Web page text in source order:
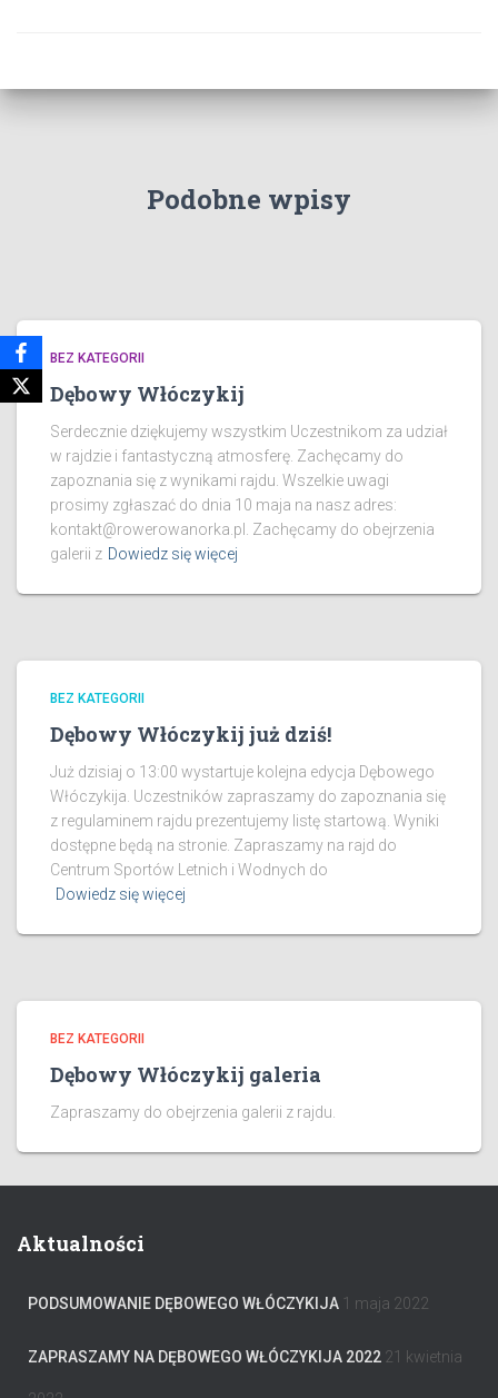
Podobne wpisy
BEZ KATEGORII
Dębowy Włóczykij
Serdecznie dziękujemy wszystkim Uczestnikom za udział
w rajdzie i fantastyczną atmosferę. Zachęcamy do
zapoznania się z wynikami rajdu. Wszelkie uwagi
prosimy zgłaszać do dnia 10 maja na nasz adres:
kontakt@rowerowanorka.pl. Zachęcamy do obejrzenia
galerii z Dowiedz się więcej
BEZ KATEGORII
Dębowy Włóczykij już dziś!
Już dzisiaj o 13:00 wystartuje kolejna edycja Dębowego
Włóczykija. Uczestników zapraszamy do zapoznania się
z regulaminem rajdu prezentujemy listę startową. Wyniki
dostępne będą na stronie. Zapraszamy na rajd do
Centrum Sportów Letnich i Wodnych do
Dowiedz się więcej
BEZ KATEGORII
Dębowy Włóczykij galeria
Zapraszamy do obejrzenia galerii z rajdu.
Aktualności
PODSUMOWANIE DĘBOWEGO WŁÓCZYKIJA 1 maja 2022
ZAPRASZAMY NA DĘBOWEGO WŁÓCZYKIJA 2022 21 kwietnia